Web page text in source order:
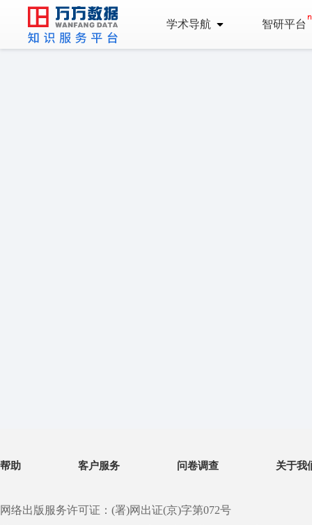
学术导航 智研平台
帮助 客户服务 问卷调查 关于我
网络出版服务许可证：(署)网出证(京)字第072号